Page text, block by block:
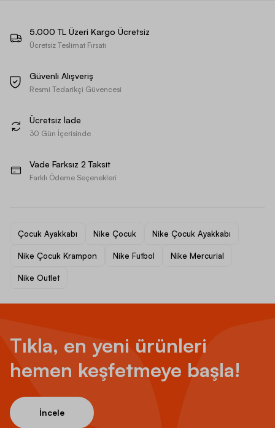
5.000 TL Üzeri Kargo Ücretsiz
Ücretsiz Teslimat Fırsatı
Güvenli Alışveriş
Resmi Tedarikçi Güvencesi
Ücretsiz İade
30 Gün İçerisinde
Vade Farksız 2 Taksit
Farklı Ödeme Seçenekleri
Çocuk Ayakkabı Nike Çocuk Nike Çocuk Ayakkabı
Nike Çocuk Krampon Nike Futbol Nike Mercurial
Nike Outlet
Tıkla, en yeni ürünleri
hemen keşfetmeye başla!
İncele